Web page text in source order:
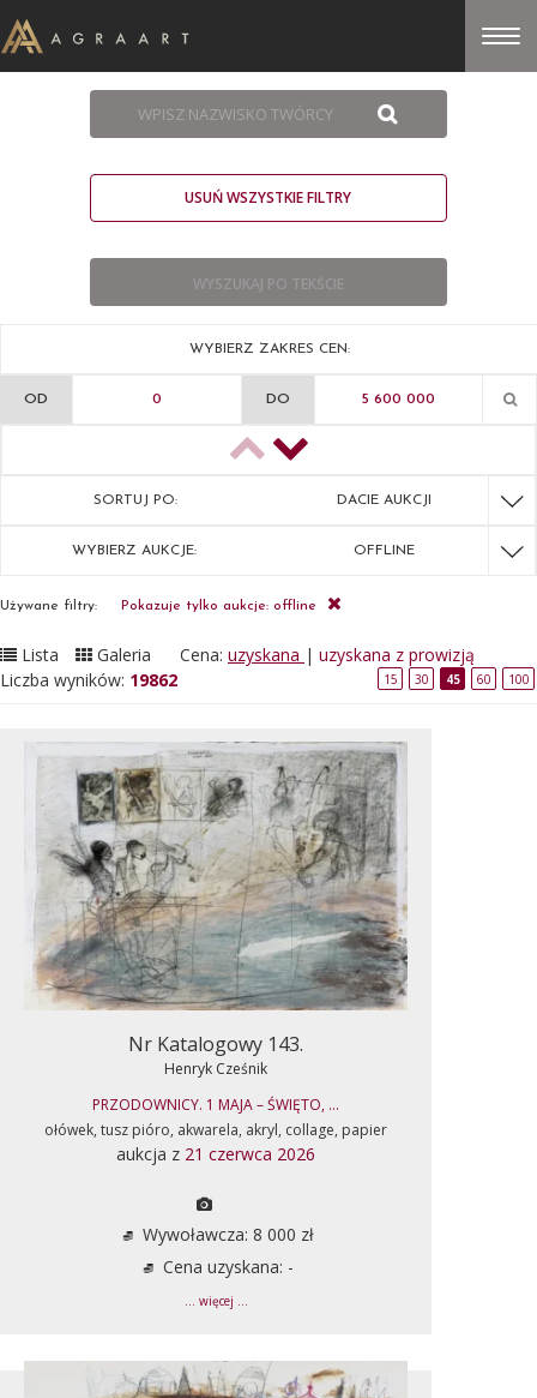
USUŃ WSZYSTKIE FILTRY
WYBIERZ ZAKRES CEN:
OD DO
SORTUJ PO: DACIE AUKCJI
WYBIERZ AUKCJE: OFFLINE
Używane filtry: Pokazuje tylko aukcje: offline
Lista Galeria Cena: uzyskana | uzyskana z prowizją
Liczba wyników: 19862 15 30 45 60 100
Nr Katalogowy 143.
Henryk Cześnik
PRZODOWNICY. 1 MAJA – ŚWIĘTO, ...
ołówek, tusz pióro, akwarela, akryl, collage, papier
aukcja z 21 czerwca 2026
Wywoławcza: 8 000 zł
Cena uzyskana: -
... więcej ...